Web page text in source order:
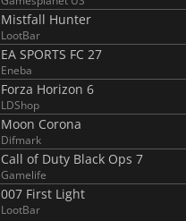
Mistfall Hunter
LootBar
EA SPORTS FC 27
Eneba
Forza Horizon 6
LDShop
Moon Corona
Difmark
Call of Duty Black Ops 7
Gamelife
007 First Light
LootBar